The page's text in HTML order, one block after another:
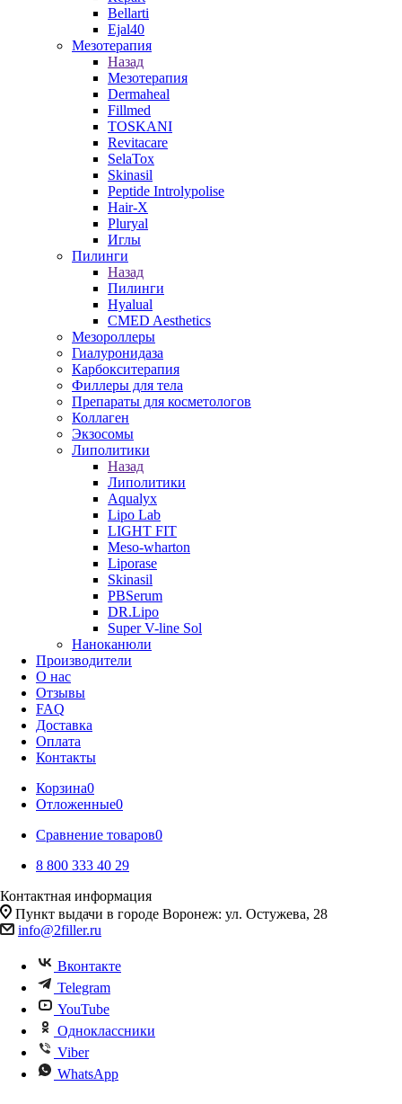
Bellarti
Ejal40
Мезотерапия
Назад
Мезотерапия
Dermaheal
Fillmed
TOSKANI
Revitacare
SelaTox
Skinasil
Peptide Introlypolise
Hair-X
Pluryal
Иглы
Пилинги
Назад
Пилинги
Hyalual
CMED Aesthetics
Мезороллеры
Гиалуронидаза
Карбокситерапия
Филлеры для тела
Препараты для косметологов
Коллаген
Экзосомы
Липолитики
Назад
Липолитики
Aqualyx
Lipo Lab
LIGHT FIT
Meso-wharton
Liporase
Skinasil
PBSerum
DR.Lipo
Super V-line Sol
Наноканюли
Производители
О нас
Отзывы
FAQ
Доставка
Оплата
Контакты
Корзина0
Отложенные0
Сравнение товаров0
8 800 333 40 29
Контактная информация
Пункт выдачи в городе Воронеж: ул. Остужева, 28
info@2filler.ru
Вконтакте
Telegram
YouTube
Одноклассники
Viber
WhatsApp